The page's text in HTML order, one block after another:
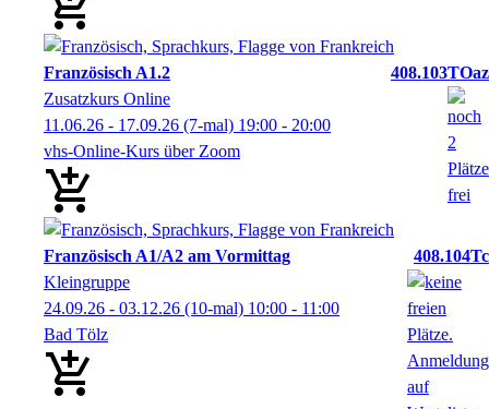
Französisch A1.2
408.103TOaz
Zusatzkurs Online
11.06.26 - 17.09.26 (7-mal) 19:00 - 20:00
vhs-Online-Kurs über Zoom
Französisch A1/A2 am Vormittag
408.104Tc
Kleingruppe
24.09.26 - 03.12.26 (10-mal) 10:00 - 11:00
Bad Tölz